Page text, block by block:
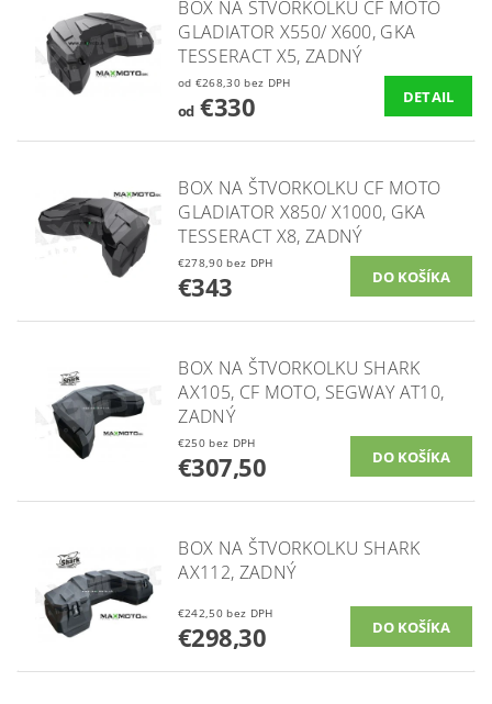
BOX NA ŠTVORKOLKU CF MOTO
GLADIATOR X550/ X600, GKA
TESSERACT X5, ZADNÝ
od €268,30 bez DPH
od€330 DETAIL
BOX NA ŠTVORKOLKU CF MOTO
GLADIATOR X850/ X1000, GKA
TESSERACT X8, ZADNÝ
€278,90 bez DPH
€343
BOX NA ŠTVORKOLKU SHARK
AX105, CF MOTO, SEGWAY AT10,
ZADNÝ
€250 bez DPH
€307,50
BOX NA ŠTVORKOLKU SHARK
AX112, ZADNÝ
€242,50 bez DPH
€298,30